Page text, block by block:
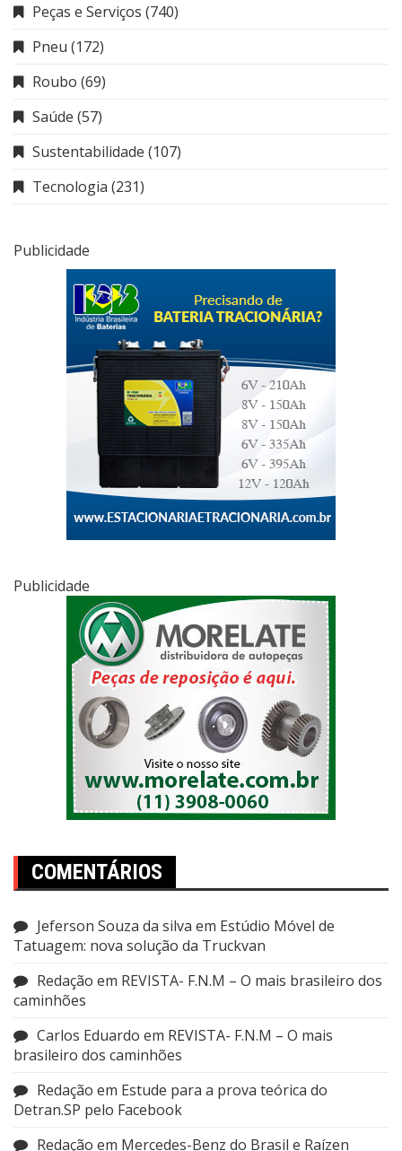
Peças e Serviços (740)
Pneu (172)
Roubo (69)
Saúde (57)
Sustentabilidade (107)
Tecnologia (231)
Publicidade
Publicidade
COMENTÁRIOS
Jeferson Souza da silva em Estúdio Móvel de
Tatuagem: nova solução da Truckvan
Redação em REVISTA- F.N.M – O mais brasileiro dos
caminhões
Carlos Eduardo em REVISTA- F.N.M – O mais
brasileiro dos caminhões
Redação em Estude para a prova teórica do
Detran.SP pelo Facebook
Redação em Mercedes-Benz do Brasil e Raízen